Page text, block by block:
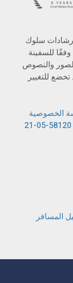
سلوك
للسفينة
والنصوص
للتغيير
الخصوصية
المسافر